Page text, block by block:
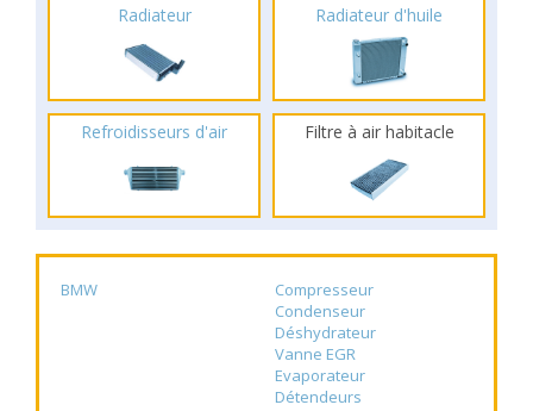
Radiateur Radiateur d'huile
Refroidisseurs d'air Filtre à air habitacle
BMW
Compresseur
Condenseur
Déshydrateur
Vanne EGR
Evaporateur
Détendeurs